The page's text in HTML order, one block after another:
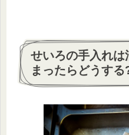
せいろの手入れ
まったらどうする